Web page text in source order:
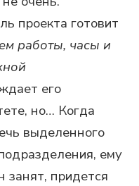
проекта готовит
работы, часы и
его
но… Когда
выделенного
ему
занят, придется